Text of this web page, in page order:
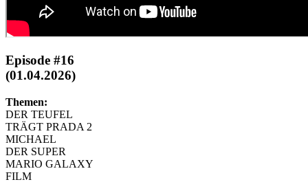
Episode #16
(01.04.2026)
Themen:
DER TEUFEL
TRÄGT PRADA 2
MICHAEL
DER SUPER
MARIO GALAXY
FILM